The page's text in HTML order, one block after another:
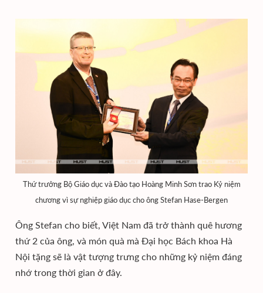
Thứ trưởng Bộ Giáo dục và Đào tạo Hoàng Minh Sơn trao Kỷ niệm
chương vì sự nghiệp giáo dục cho ông Stefan Hase-Bergen
Ông Stefan cho biết, Việt Nam đã trở thành quê hương
thứ 2 của ông, và món quà mà Đại học Bách khoa Hà
Nội tặng sẽ là vật tượng trưng cho những kỷ niệm đáng
nhớ trong thời gian ở đây.